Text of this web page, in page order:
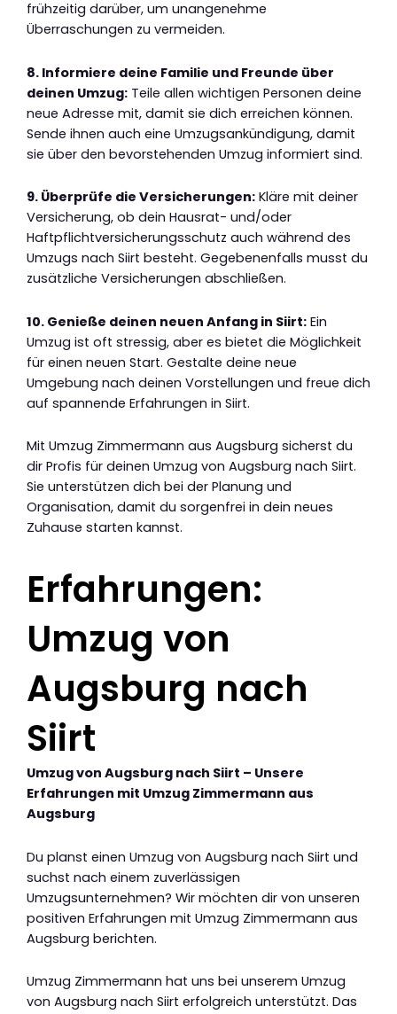
frühzeitig darüber, um unangenehme
Überraschungen zu vermeiden.
8. Informiere deine Familie und Freunde über
deinen Umzug: Teile allen wichtigen Personen deine
neue Adresse mit, damit sie dich erreichen können.
Sende ihnen auch eine Umzugsankündigung, damit
sie über den bevorstehenden Umzug informiert sind.
9. Überprüfe die Versicherungen: Kläre mit deiner
Versicherung, ob dein Hausrat- und/oder
Haftpflichtversicherungsschutz auch während des
Umzugs nach Siirt besteht. Gegebenenfalls musst du
zusätzliche Versicherungen abschließen.
10. Genieße deinen neuen Anfang in Siirt: Ein
Umzug ist oft stressig, aber es bietet die Möglichkeit
für einen neuen Start. Gestalte deine neue
Umgebung nach deinen Vorstellungen und freue dich
auf spannende Erfahrungen in Siirt.
Mit Umzug Zimmermann aus Augsburg sicherst du
dir Profis für deinen Umzug von Augsburg nach Siirt.
Sie unterstützen dich bei der Planung und
Organisation, damit du sorgenfrei in dein neues
Zuhause starten kannst.
Erfahrungen:
Umzug von
Augsburg nach
Siirt
Umzug von Augsburg nach Siirt – Unsere
Erfahrungen mit Umzug Zimmermann aus
Augsburg
Du planst einen Umzug von Augsburg nach Siirt und
suchst nach einem zuverlässigen
Umzugsunternehmen? Wir möchten dir von unseren
positiven Erfahrungen mit Umzug Zimmermann aus
Augsburg berichten.
Umzug Zimmermann hat uns bei unserem Umzug
von Augsburg nach Siirt erfolgreich unterstützt. Das